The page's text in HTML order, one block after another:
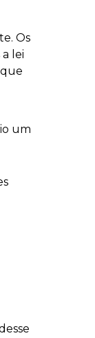
Os
lei
um